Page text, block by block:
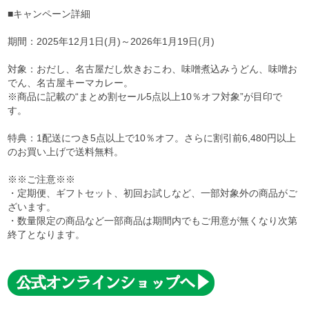
■キャンペーン詳細
期間：2025年12月1日(月)～2026年1月19日(月)
対象：おだし、名古屋だし炊きおこわ、味噌煮込みうどん、味噌お
でん、名古屋キーマカレー。
※商品に記載の“まとめ割セール5点以上10％オフ対象”が目印で
す。
特典：1配送につき5点以上で10％オフ。さらに割引前6,480円以上
のお買い上げで送料無料。
※※ご注意※※
・定期便、ギフトセット、初回お試しなど、一部対象外の商品がご
ざいます。
・数量限定の商品など一部商品は期間内でもご用意が無くなり次第
終了となります。